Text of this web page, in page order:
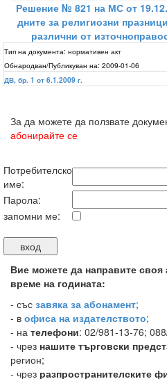
Решение № 821 на МС от
дните за религиозни
различни от
Тип на документа: нормативен акт
Обнародван/Публикуван на: 2009-01-06
ДВ, бр. 1 от 6.1.2009 г.
За да можете да ползвате
абонирайте се
Потребителско
име:
Парола:
запомни ме:
Вие можете да направите своя
време на годината:
- със завяка за абонамент;
- в офиса на издателството;
- на телефони: 02/981-13-76;
- чрез нашите търговски
регион;
- чрез разпространителските